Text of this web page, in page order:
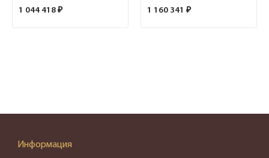
1 044 418 ₽ 1 160 341 ₽
Информация